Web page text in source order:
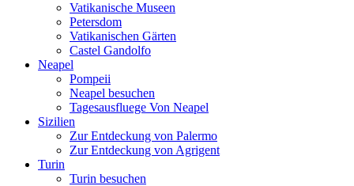
Vatikanische Museen
Petersdom
Vatikanischen Gärten
Castel Gandolfo
Neapel
Pompeii
Neapel besuchen
Tagesausfluege Von Neapel
Sizilien
Zur Entdeckung von Palermo
Zur Entdeckung von Agrigent
Turin
Turin besuchen